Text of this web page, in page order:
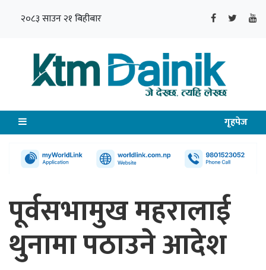
२०८३ साउन २१ बिहीबार
गृहपेज
पूर्वसभामुख महरालाई
थुनामा पठाउने आदेश